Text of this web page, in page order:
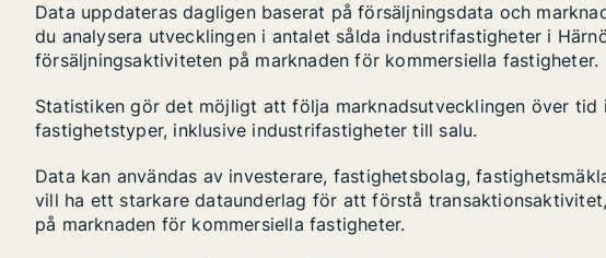
Data uppdateras dagligen baserat på försäljningsdata och
du analysera utvecklingen i antalet sålda industrifastigheter i
försäljningsaktiviteten på marknaden för kommersiella fastigheter.
Statistiken gör det möjligt att följa marknadsutvecklingen över tid
fastighetstyper, inklusive industrifastigheter till salu.
Data kan användas av investerare, fastighetsbolag,
vill ha ett starkare dataunderlag för att förstå
på marknaden för kommersiella fastigheter.